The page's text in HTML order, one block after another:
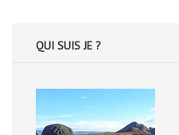
QUI SUIS JE ?